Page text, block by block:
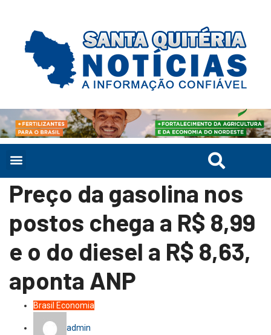
Preço da gasolina nos
postos chega a R$ 8,99
e o do diesel a R$ 8,63,
aponta ANP
Brasil Economia
admin